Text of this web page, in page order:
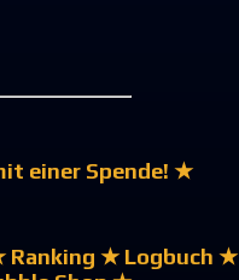
einer Spende! ★
★ Logbuch ★